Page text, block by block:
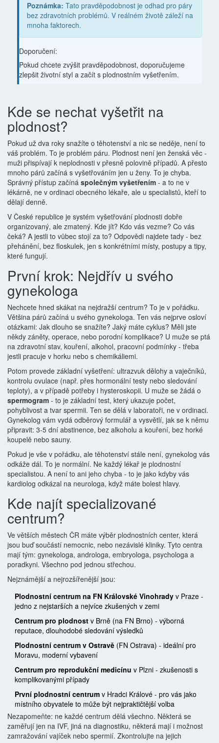
Poznámka: Tato pravděpodobnost je odhad pro páry
bez zdravotních problémů. V reálném životě záleží na
mnoha faktorech.
Doporučení:
Pokud chcete zvýšit pravděpodobnost, doporučujeme
zlepšit životní styl a začít s plodnostním vyšetřením.
Kde se nechat vyšetřit na
plodnost?
Pokud už dva roky snažíte o těhotenství a nic se neděje, není to
váš problém. To je problém páru. Plodnost není jen ženská věc -
muži přispívají k neplodnosti v přesně polovině případů. A přesto
mnoho párů začíná s vyšetřováním jen u ženy. To je chyba.
Správný přístup začíná společným vyšetřením - a to ne v
lékárně, ne v ordinaci obecného lékaře, ale u specialistů, kteří to
dělají denně.
V České republice je systém vyšetřování plodnosti dobře
organizovaný, ale zmatený. Kde jít? Kdo vás vezme? Co vás
čeká? A jestli to vůbec stojí za to? Odpovědi najdete tady - bez
přehánění, bez floskulek, jen s konkrétními místy, postupy a tipy,
které fungují.
První krok: Nejdřív u svého
gynekologa
Nechcete hned skákat na nejdražší centrum? To je v pořádku.
Většina párů začíná u svého gynekologa. Ten vás nejprve osloví
otázkami: Jak dlouho se snažíte? Jaký máte cyklus? Měli jste
někdy záněty, operace, nebo porodní komplikace? U muže se ptá
na zdravotní stav, kouření, alkohol, pracovní podmínky - třeba
jestli pracuje v horku nebo s chemikáliemi.
Potom provede základní vyšetření: ultrazvuk dělohy a vaječníků,
kontrolu ovulace (např. přes hormonální testy nebo sledování
teploty), a v případě potřeby i hysteroskopii. U muže se žádá o
spermogram - to je základní test, který ukazuje počet,
pohyblivost a tvar spermii. Ten se dělá v laboratoři, ne v ordinaci.
Gynekolog vám vydá odběrový formulář a vysvětlí, jak se k němu
připravit: 3-5 dní abstinence, bez alkoholu a kouření, bez horké
koupelě nebo sauny.
Pokud je vše v pořádku, ale těhotenství stále není, gynekolog vás
odkáže dál. To je normální. Ne každý lékař je plodnostní
specialistou. A není to ani jeho chyba - to je jako kdyby vás
kardiolog odkázal na neurologa, když máte bolest hlavy.
Kde najít specializované
centrum?
Ve větších městech ČR máte výběr plodnostních center, která
jsou buď součástí nemocnic, nebo nezávislé kliniky. Tyto centra
mají tým: gynekologa, androloga, embryologa, psychologa a
poradkyni. Všechno pod jednou střechou.
Nejznámější a nejrozšířenější jsou:
Plodnostní centrum na FN Královské Vinohrady v Praze -
jedno z nejstarších a nejvíce zkušených v zemi
Centrum pro plodnost v Brně (na FN Brno) - výborná
reputace, dlouhodobé sledování výsledků
Plodnostní centrum v Ostravě (FN Ostrava) - ideální pro
Moravu, moderní vybavení
Centrum pro reprodukční medicínu v Plzni - zkušenosti s
komplikovanými případy
První plodnostní centrum v Hradci Králové - pro vás jako
místního obyvatele to může být nejpraktičtější volba
Nezapomeňte: ne každé centrum dělá všechno. Některá se
zaměřují jen na IVF, jiná na diagnostiku, některá mají i možnost
zamražování vajíček nebo spermií. Zkontrolujte na jejich